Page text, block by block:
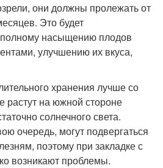
они должны пролежать от
Это будет
полному насыщению плодов
улучшению их вкуса,
хранения лучше со
растут на южной стороне
солнечного света.
очередь, могут подвергаться
поэтому при закладке с
возникают проблемы.